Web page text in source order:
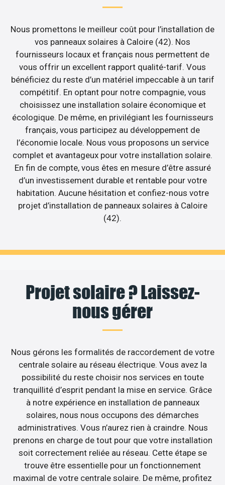
Nous promettons le meilleur coût pour l’installation de
vos panneaux solaires à Caloire (42). Nos
fournisseurs locaux et français nous permettent de
vous offrir un excellent rapport qualité-tarif. Vous
bénéficiez du reste d’un matériel impeccable à un tarif
compétitif. En optant pour notre compagnie, vous
choisissez une installation solaire économique et
écologique. De même, en privilégiant les fournisseurs
français, vous participez au développement de
l’économie locale. Nous vous proposons un service
complet et avantageux pour votre installation solaire.
En fin de compte, vous êtes en mesure d’être assuré
d’un investissement durable et rentable pour votre
habitation. Aucune hésitation et confiez-nous votre
projet d’installation de panneaux solaires à Caloire
(42).
Projet solaire ? Laissez-
nous gérer
Nous gérons les formalités de raccordement de votre
centrale solaire au réseau électrique. Vous avez la
possibilité du reste choisir nos services en toute
tranquillité d’esprit pendant la mise en service. Grâce
à notre expérience en installation de panneaux
solaires, nous nous occupons des démarches
administratives. Vous n’aurez rien à craindre. Nous
prenons en charge de tout pour que votre installation
soit correctement reliée au réseau. Cette étape se
trouve être essentielle pour un fonctionnement
maximal de votre centrale solaire. De même, profitez